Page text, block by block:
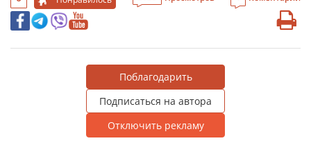
Поблагодарить
Подписаться на автора
Отключить рекламу